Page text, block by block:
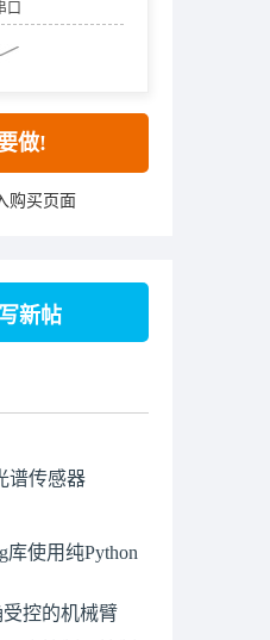
300°)
口
做!
购买页面
新帖
谱传感器
库使用纯Python
控的机械臂